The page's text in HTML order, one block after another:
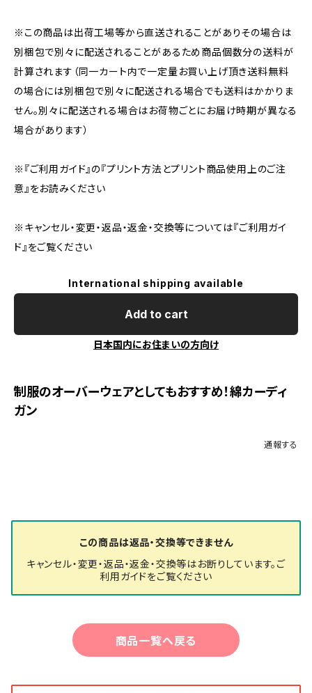
※この商品は出荷工場等から直送されることがありその場合は
別梱包で別々に配送されることがあるため商品個数分の送料が
計算されます（同一カート内で一定量お買い上げ頂き送料無料
の場合には別梱包で別々に配送される場合でも送料はかかりま
せん。別々に配送される場合はお荷物ごとにお届け時期が異なる
場合があります）
※『ご利用ガイド』の『プリント方法とプリント商品使用上のご注
意』をお読みください
※キャンセル・変更・返品・返金・交換等については『ご利用ガイ
ド』をご覧ください
International shipping available
Add to cart
日本国内にお住まいの方向け
制服のオーバーウェアとしてもおすすめ！綿カーディ
ガン
通報する
この商品は返品・交換等できません
キャンセル・変更・返品・返金・交換等はお断りしています。ご
利用ガイドをご覧ください
商品一覧へ戻る